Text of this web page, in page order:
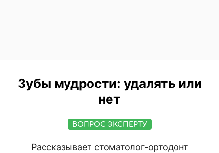
Зубы мудрости: удалять или
нет
ВОПРОС ЭКСПЕРТУ
Рассказывает стоматолог-ортодонт